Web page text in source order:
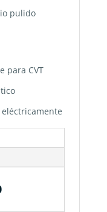
pulido
para CVT